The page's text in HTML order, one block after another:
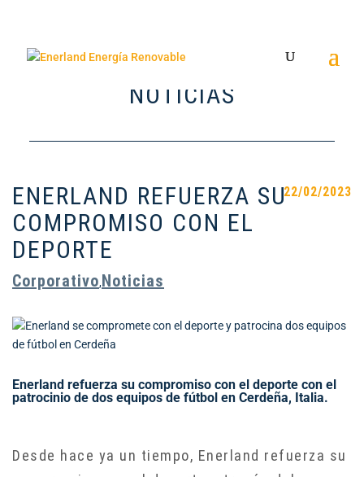
NOTICIAS
ENERLAND REFUERZA SU
COMPROMISO CON EL
DEPORTE
Corporativo,Noticias
22/02/2023
Enerland refuerza su compromiso con el deporte con el
patrocinio de dos equipos de fútbol en Cerdeña, Italia.
Desde hace ya un tiempo, Enerland refuerza su